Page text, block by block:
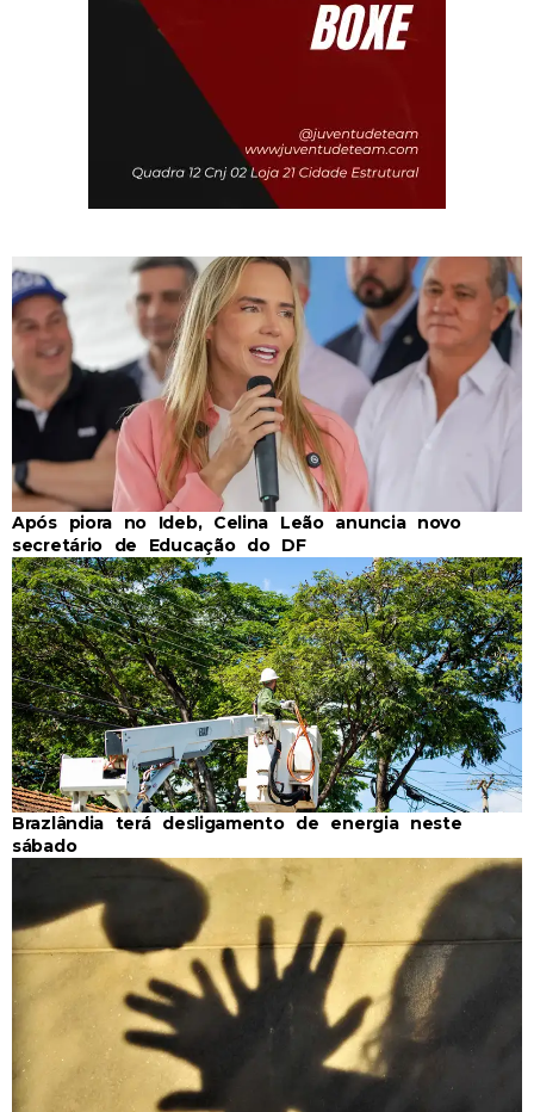
Após piora no Ideb, Celina Leão anuncia novo
secretário de Educação do DF
Brazlândia terá desligamento de energia neste
sábado